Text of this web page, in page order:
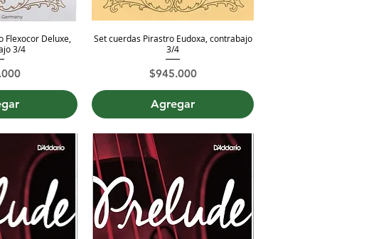
Flexocor Deluxe,
3/4
Vista rápida
Set cuerdas Pirastro Eudoxa, contrabajo
3/4
Precio
$945.000
Agregar